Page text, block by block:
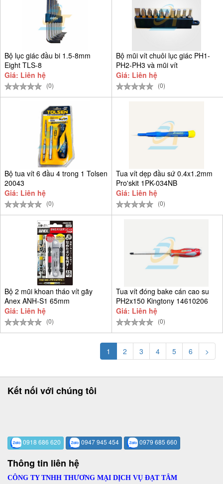
Bộ lục giác đầu bi 1.5-8mm
Eight TLS-8
Giá: Liên hệ
(0)
Bộ mũi vít chuôi lục giác PH1-
PH2-PH3 và mũi vít
Giá: Liên hệ
(0)
Bộ tua vít 6 đầu 4 trong 1 Tolsen
20043
Giá: Liên hệ
(0)
Tua vít dẹp đầu sứ 0.4x1.2mm
Pro'skit 1PK-034NB
Giá: Liên hệ
(0)
Bộ 2 mũi khoan tháo vít gãy
Anex ANH-S1 65mm
Giá: Liên hệ
(0)
Tua vít đóng bake cán cao su
PH2x150 Kingtony 14610206
Giá: Liên hệ
(0)
1 2 3 4 5 6 >
Kết nối với chúng tôi
0918 686 620 0947 945 454 0979 685 660
Thông tin liên hệ
CÔNG TY TNHH THƯƠNG MẠI DỊCH VỤ ĐẠT TÂM